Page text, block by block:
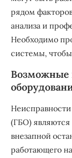
рядом
анализа и
Необходимо
системы,
Возможные
(ГБО) являются
внезапной
работающего